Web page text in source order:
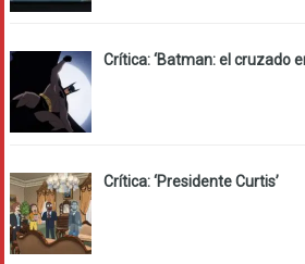
Crítica: ‘Batman: el cruzado
Crítica: ‘Presidente Curtis’